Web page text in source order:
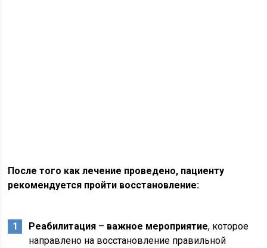
После того как лечение проведено, пациенту
рекомендуется пройти восстановление:
Реабилитация – важное мероприятие, которое
направлено на восстановление правильной